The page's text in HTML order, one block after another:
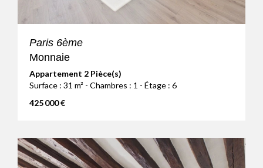
Paris 6ème
Monnaie
Appartement 2 Pièce(s)
Surface : 31 m² - Chambres : 1 - Étage : 6
425 000 €